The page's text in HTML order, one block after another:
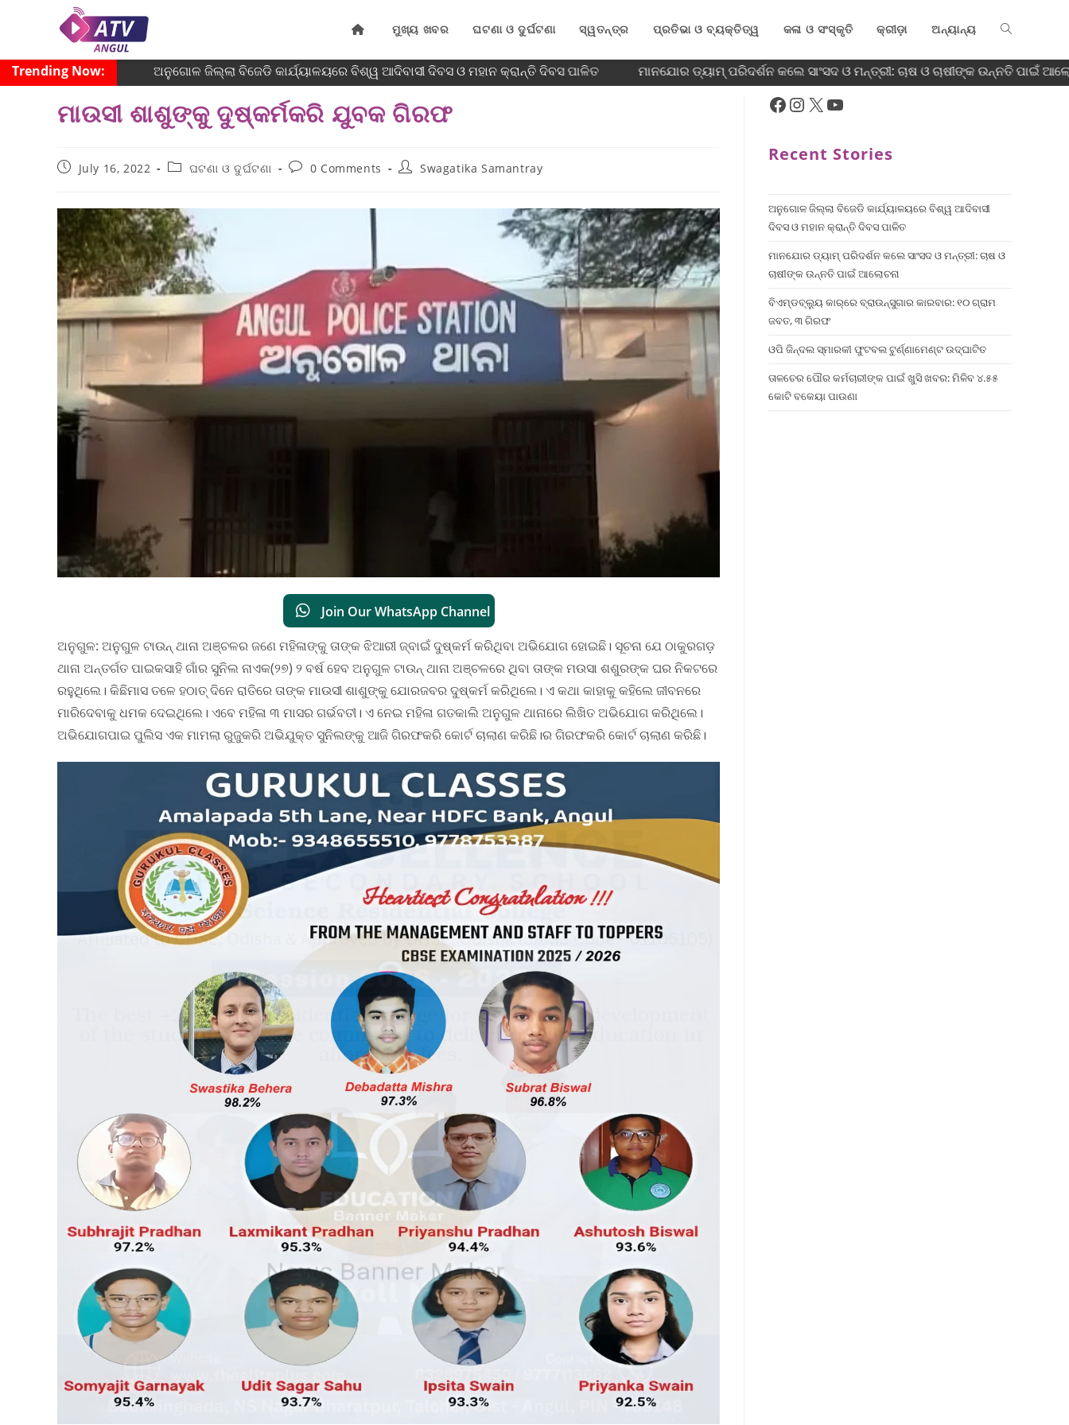
ମୁଖ୍ୟ ଖବର ଘଟଣା ଓ ଦୁର୍ଘଟଣା ସ୍ୱତନ୍ତ୍ର ପ୍ରତିଭା ଓ ବ୍ୟକ୍ତିତ୍ୱ କଳା ଓ ସଂସ୍କୃତି କ୍ରୀଡ଼ା ଅନ୍ୟାନ୍ୟ
Trending Now: ଅନୁଗୋଳ ଜିଲ୍ଲା ବିଜେଡି କାର୍ଯ୍ୟାଳୟରେ ବିଶ୍ୱ ଆଦିବାସୀ ଦିବସ ଓ ମହାନ କ୍ରାନ୍ତି ଦିବସ ପାଳିତ ମାନଯୋର ଡ୍ୟାମ୍ ପରିଦର୍ଶନ କଲେ ସାଂସଦ ଓ ମନ୍ତ୍ରୀ: ଚାଷ ଓ ଚାଷୀଙ୍କ ଉନ୍ନତି ପାଇଁ
ମାଉସୀ ଶାଶୁଙ୍କୁ ଦୁଷ୍କର୍ମକରି ଯୁବକ ଗିରଫ
July 16, 2022 ଘଟଣା ଓ ଦୁର୍ଘଟଣା 0 Comments Swagatika Samantray
Join Our WhatsApp Channel
ଅନୁଗୁଳ: ଅନୁଗୁଳ ଟାଉନ୍ ଥାନା ଅଞ୍ଚଳର ଜଣେ ମହିଳାଙ୍କୁ ତାଙ୍କ ଝିଆରୀ ଜ୍ବାଇଁ ଦୁଷ୍କର୍ମ କରିଥିବା ଅଭିଯୋଗ ହୋଇଛି। ସୂଚନା ଯେ ଠାକୁରଗଡ଼
ଥାନା ଅନ୍ତର୍ଗତ ପାଇକସାହି ଗାଁର ସୁନିଲ ନାଏକ(୨୭) ୨ ବର୍ଷ ହେବ ଅନୁଗୁଳ ଟାଉନ୍ ଥାନା ଅଞ୍ଚଳରେ ଥିବା ତାଙ୍କ ମଉସା ଶଶୁରଙ୍କ ଘର ନିକଟରେ
ରହୁଥିଲେ। କିଛିମାସ ତଳେ ହଠାତ୍ ଦିନେ ରାତିରେ ତାଙ୍କ ମାଉସୀ ଶାଶୁଙ୍କୁ ଯୋରଜବର ଦୁଷ୍କର୍ମ କରିଥିଲେ। ଏ କଥା କାହାକୁ କହିଲେ ଜୀବନରେ
ମାରିଦେବାକୁ ଧମକ ଦେଇଥିଲେ। ଏବେ ମହିଳା ୩ ମାସର ଗର୍ଭବତୀ। ଏ ନେଇ ମହିଳା ଗତକାଲିଅନୁଗୁଳ ଥାନାରେ ଲିଖିତ ଅଭିଯୋଗ କରିଥିଲେ।
ଅଭିଯୋଗପାଇ ପୁଲିସ ଏକ ମାମଲା ରୁଜୁକରି ଅଭିଯୁକ୍ତ ସୁନିଲଙ୍କୁ ଆଜି ଗିରଫକରି କୋର୍ଟ ଚାଲାଣ କରିଛି।ର ଗିରଫକରି କୋର୍ଟ ଚାଲାଣ କରିଛି।
Recent Stories
ଅନୁଗୋଳ ଜିଲ୍ଲା ବିଜେଡି କାର୍ଯ୍ୟାଳୟରେ ବିଶ୍ୱ ଆଦିବାସୀ
ଦିବସ ଓ ମହାନ କ୍ରାନ୍ତି ଦିବସ ପାଳିତ
ମାନଯୋର ଡ୍ୟାମ୍ ପରିଦର୍ଶନ କଲେ ସାଂସଦ ଓ ମନ୍ତ୍ରୀ: ଚାଷ ଓ
ଚାଷୀଙ୍କ ଉନ୍ନତି ପାଇଁ ଆଲୋଚନା
ବିଏମ୍‌ଡବ୍ଲ୍ୟୁ କାର୍‌ରେ ବ୍ରାଉନ୍‌ସୁଗାର କାରବାର: ୧୦ ଗ୍ରାମ
ଜବତ, ୩ ଗିରଫ
ଓପି ଜିନ୍ଦଲ ସ୍ମାରକୀ ଫୁଟବଲ ଟୁର୍ଣ୍ଣାମେଣ୍ଟ ଉଦ୍ଘାଟିତ
ତାଳଚେର ପୌର କର୍ମଚାରୀଙ୍କ ପାଇଁ ଖୁସି ଖବର: ମିଳିବ ୪.୫୫
କୋଟି ବକେୟା ପାଉଣା